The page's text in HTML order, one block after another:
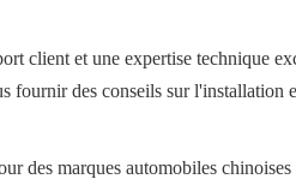
client et une expertise technique
fournir des conseils sur l'installation
des marques automobiles